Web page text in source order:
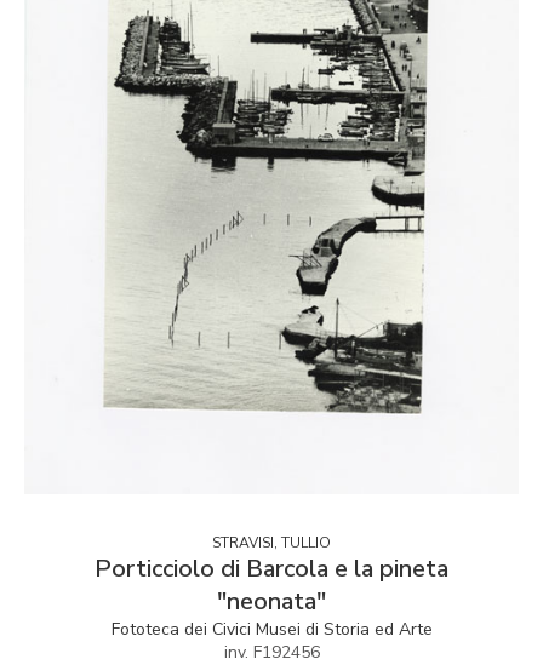
STRAVISI, TULLIO
Porticciolo di Barcola e la pineta
"neonata"
Fototeca dei Civici Musei di Storia ed Arte
inv. F192456